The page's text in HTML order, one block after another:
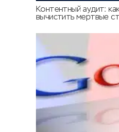
Контентный аудит:
вычистить мертвые